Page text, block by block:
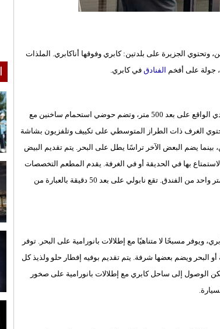
وتحتوي الجزيرة على بلدتين: كابري وفوقها أناكابري. الملذات
جولة على أفخم الفنادق في كابري.
توفر فيلا لكجري إكسيلسيور باركو خدمة نقل مكوكية مجانية من ميناء كابري مارينا غراندي الواقع على بعد 500 متر، وتضم حوضي استحمام ساخنين مع
الغرف ذات الطراز المتوسطي على تكييف وتلفزيون بشاشة
يضم البعض الآخر تراسًا يطل على البحر. يتم تقديم البيض
بها في الحديقة أو في الغرفة. يقدم المطعم التخصصات
المحلية. تعمل خدمة النقل المكوكية المجانية أيضًا من / إلى ساحة بيازيتا، على بعد كيلومتر واحد من الفندق. تقع نابولي على بعد 50 دقيقة بالعبارة من
في كابري، ويوفر مسبحًا لا متناهيًا مع إطلالات بانورامية على البحر. توفر
البحر ويضم بعضها شرفة. يتم تقديم بوفيه إفطار حلو ولذيذ كل
الوصول إلى ساحل كابري مع إطلالات بانورامية على صخور